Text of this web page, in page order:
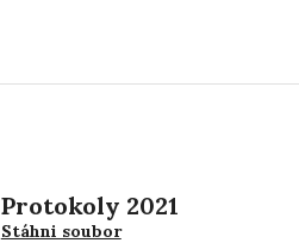
Protokoly 2021
Stáhni soubor